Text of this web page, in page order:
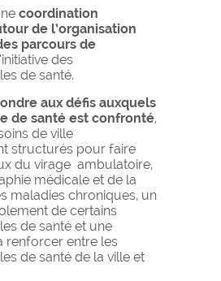
coordination
de l’organisation
parcours de
des
de santé.
aux défis auxquels
de santé est confronté,
de ville
structurés pour faire
du virage ambulatoire,
médicale et de la
maladies chroniques, un
de certains
de santé et une
renforcer entre les
de santé de la ville et